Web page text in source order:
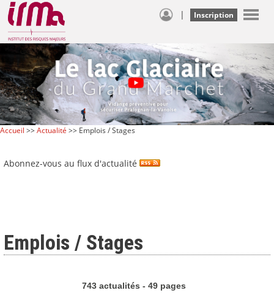
| Inscription
Accueil >>Actualité >> Emplois / Stages
Abonnez-vous au flux d'actualité
Emplois / Stages
743 actualités - 49 pages